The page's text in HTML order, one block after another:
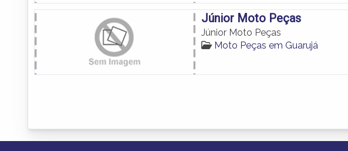
Júnior Moto Peças
Júnior Moto Peças
Moto Peças em Guarujá